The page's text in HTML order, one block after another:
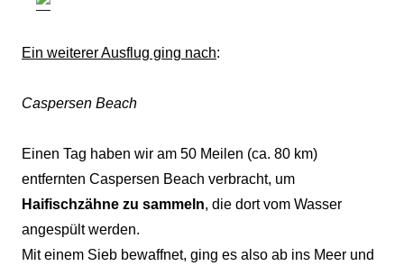
Ein weiterer Ausflug ging nach:
Caspersen Beach
Einen Tag haben wir am 50 Meilen (ca. 80 km)
entfernten Caspersen Beach verbracht, um
Haifischzähne zu sammeln, die dort vom Wasser
angespült werden.
Mit einem Sieb bewaffnet, ging es also ab ins Meer und